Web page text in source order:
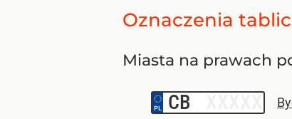
Oznaczenia
Miasta na prawach
CB